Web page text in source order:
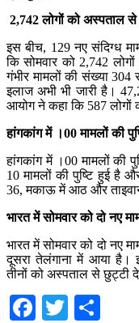
2,742 लोगों को अस्पताल
इस बीच, 129 नए संदिग्ध
कि सोमवार को 2,742
गंभीर मामलों की संख्या
इलाज अभी भी जारी है।
आयोग ने कहा कि 587 लोगों
हांगकांग में ।00 मामलों की
हांगकांग में ।00 मामलों की
10 मामलों की पुष्टि हुई है
36, मकाऊ में आठ और
भारत में सोमवार को दो नए
भारत में सोमवार को दो नए
दूसरा तेलंगाना में आया
तीनों को अस्पताल से छुट्टी दे
Facebook
Twitter